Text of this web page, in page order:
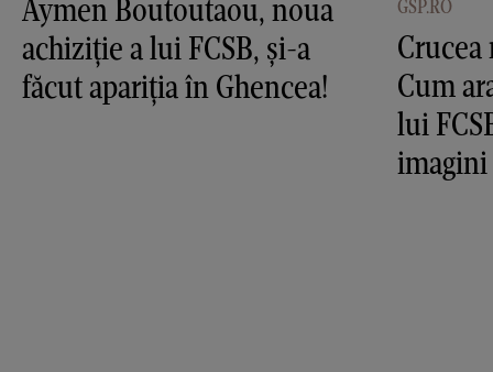
Aymen Boutoutaou, noua
achiziție a lui FCSB, și-a
făcut apariția în Ghencea!
GSP.RO
Crucea
Cum
lui
imagini